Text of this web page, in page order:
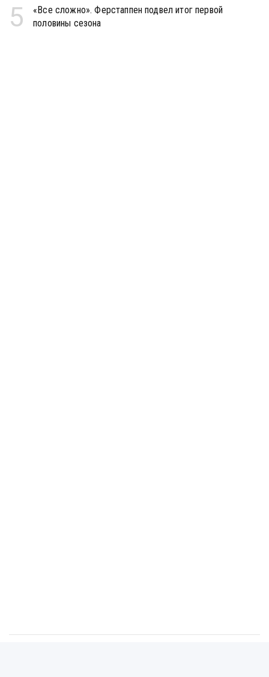
5
«Все сложно». Ферстаппен подвел итог первой
половины сезона